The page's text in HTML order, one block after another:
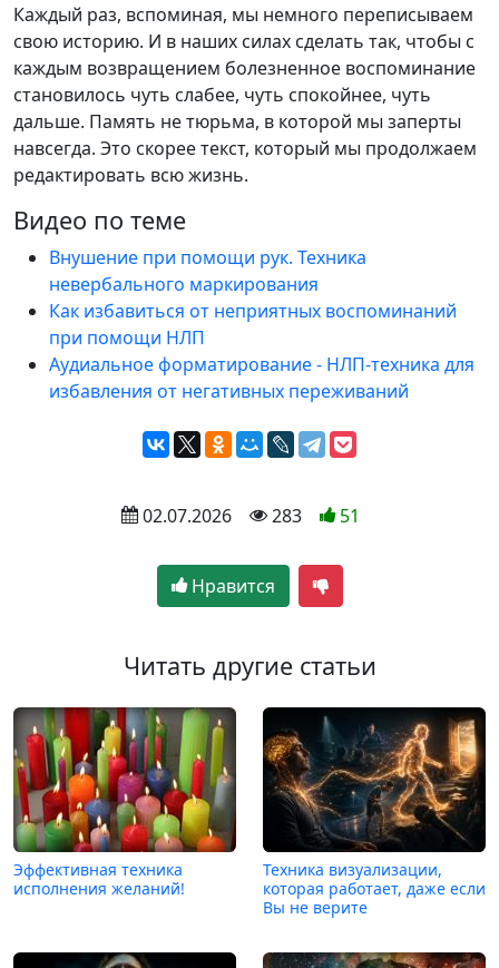
Каждый раз, вспоминая, мы немного переписываем
свою историю. И в наших силах сделать так, чтобы с
каждым возвращением болезненное воспоминание
становилось чуть слабее, чуть спокойнее, чуть
дальше. Память не тюрьма, в которой мы заперты
навсегда. Это скорее текст, который мы продолжаем
редактировать всю жизнь.
Видео по теме
Внушение при помощи рук. Техника
невербального маркирования
Как избавиться от неприятных воспоминаний
при помощи НЛП
Аудиальное форматирование - НЛП-техника для
избавления от негативных переживаний
02.07.2026 283 51
Нравится
Читать другие статьи
Эффективная техника
исполнения желаний!
Техника визуализации,
которая работает, даже если
Вы не верите